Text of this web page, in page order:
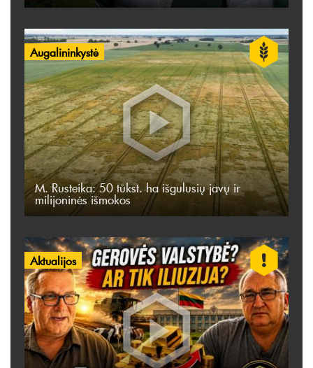
Augalininkystė
M. Rusteika: 50 tūkst. ha išgulusių javų ir
milijoninės išmokos
Aktualijos